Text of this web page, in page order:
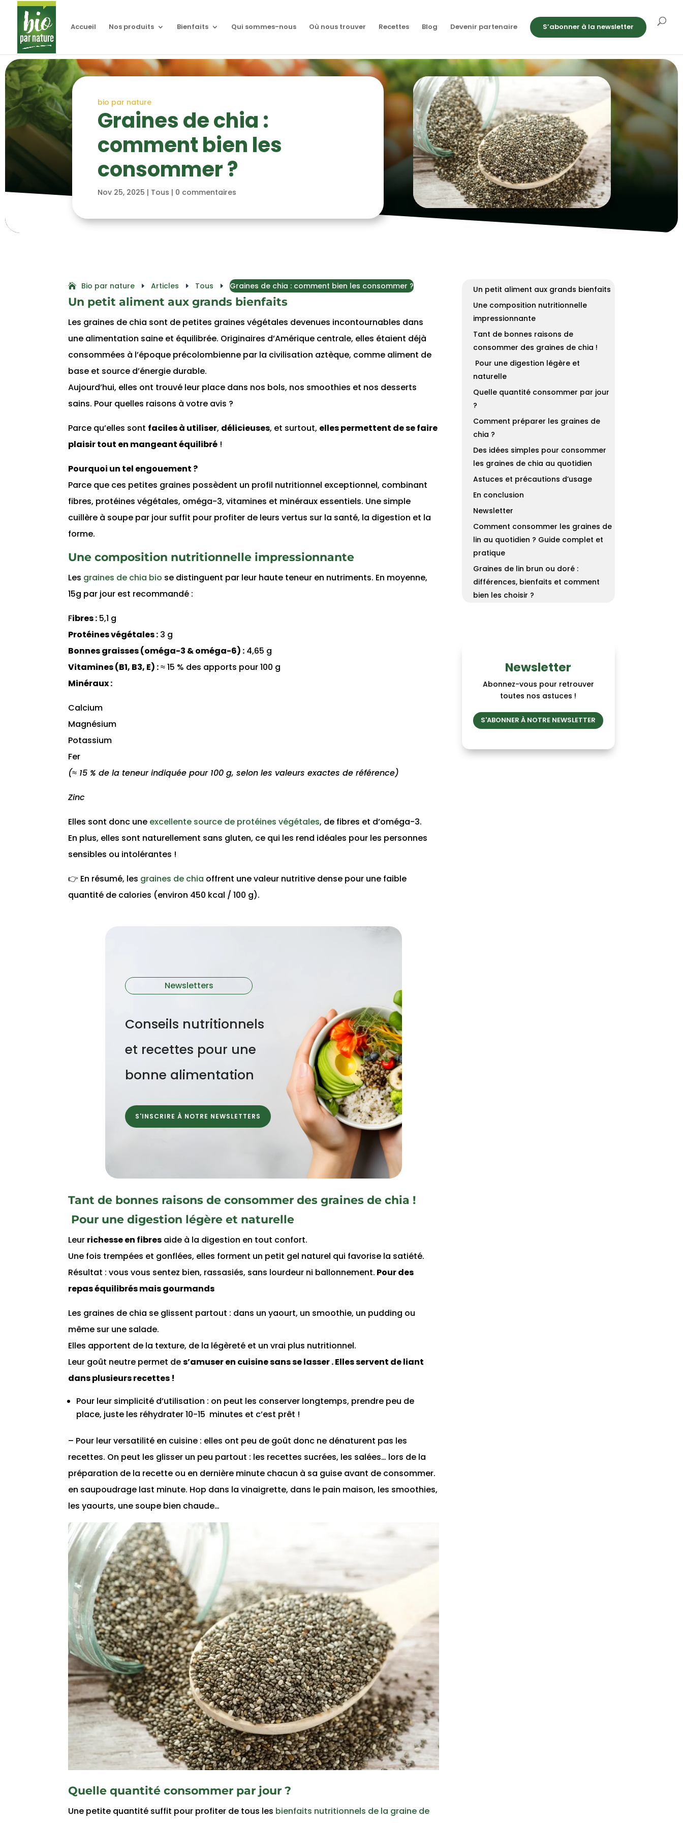
Accueil Nos produits Bienfaits Qui sommes-nous Où nous trouver Recettes Blog Devenir partenaire S’abonner à la newsletter
bio par nature
Graines de chia :
comment bien les
consommer ?
Nov 25, 2025 | Tous | 0 commentaires
Bio par nature E Articles E Tous E Graines de chia : comment bien les consommer ?
Un petit aliment aux grands bienfaits
Les graines de chia sont de petites graines végétales devenues incontournables dans
une alimentation saine et équilibrée. Originaires d’Amérique centrale, elles étaient déjà
consommées à l’époque précolombienne par la civilisation aztèque, comme aliment de
base et source d’énergie durable.
Aujourd’hui, elles ont trouvé leur place dans nos bols, nos smoothies et nos desserts
sains. Pour quelles raisons à votre avis ?
Parce qu’elles sont faciles à utiliser, délicieuses, et surtout, elles permettent de se faire
plaisir tout en mangeant équilibré !
Pourquoi un tel engouement ?
Parce que ces petites graines possèdent un profil nutritionnel exceptionnel, combinant
fibres, protéines végétales, oméga-3, vitamines et minéraux essentiels. Une simple
cuillère à soupe par jour suffit pour profiter de leurs vertus sur la santé, la digestion et la
forme.
Une composition nutritionnelle impressionnante
Les graines de chia bio se distinguent par leur haute teneur en nutriments. En moyenne,
15g par jour est recommandé :
Fibres : 5,1 g
Protéines végétales : 3 g
Bonnes graisses (oméga-3 & oméga-6) : 4,65 g
Vitamines (B1, B3, E) :≈ 15 % des apports pour 100 g
Minéraux :
Calcium
Magnésium
Potassium
Fer
(≈ 15 % de la teneur indiquée pour 100 g, selon les valeurs exactes de référence)
Zinc
Elles sont donc une excellente source de protéines végétales, de fibres et d’oméga-3.
En plus, elles sont naturellement sans gluten, ce qui les rend idéales pour les personnes
sensibles ou intolérantes !
👉 En résumé, les graines de chia offrent une valeur nutritive dense pour une faible
quantité de calories (environ 450 kcal / 100 g).
Newsletters
Conseils nutritionnels
et recettes pour une
bonne alimentation
S'INSCRIRE À NOTRE NEWSLETTERS
Tant de bonnes raisons de consommer des graines de chia !
Pour une digestion légère et naturelle
Leur richesse en fibres aide à la digestion en tout confort.
Une fois trempées et gonflées, elles forment un petit gel naturel qui favorise la satiété.
Résultat : vous vous sentez bien, rassasiés, sans lourdeur ni ballonnement. Pour des
repas équilibrés mais gourmands
Les graines de chia se glissent partout : dans un yaourt, un smoothie, un pudding ou
même sur une salade.
Elles apportent de la texture, de la légèreté et un vrai plus nutritionnel.
Leur goût neutre permet des’amuser en cuisine sans se lasser . Elles servent de liant
dans plusieurs recettes !
Pour leur simplicité d’utilisation : on peut les conserver longtemps, prendre peu de
place, juste les réhydrater 10-15 minutes et c’est prêt !
– Pour leur versatilité en cuisine : elles ont peu de goût donc ne dénaturent pas les
recettes. On peut les glisser un peu partout : les recettes sucrées, les salées… lors de la
préparation de la recette ou en dernière minute chacun à sa guise avant de consommer.
en saupoudrage last minute. Hop dans la vinaigrette, dans le pain maison, les smoothies,
les yaourts, une soupe bien chaude…
Quelle quantité consommer par jour ?
Une petite quantité suffit pour profiter de tous les bienfaits nutritionnels de la graine de
Un petit aliment aux grands bienfaits
Une composition nutritionnelle
impressionnante
Tant de bonnes raisons de
consommer des graines de chia !
Pour une digestion légère et
naturelle
Quelle quantité consommer par jour
?
Comment préparer les graines de
chia ?
Des idées simples pour consommer
les graines de chia au quotidien
Astuces et précautions d’usage
En conclusion
Newsletter
Comment consommer les graines de
lin au quotidien ? Guide complet et
pratique
Graines de lin brun ou doré :
différences, bienfaits et comment
bien les choisir ?
Newsletter
Abonnez-vous pour retrouver
toutes nos astuces !
S'ABONNER À NOTRE NEWSLETTER